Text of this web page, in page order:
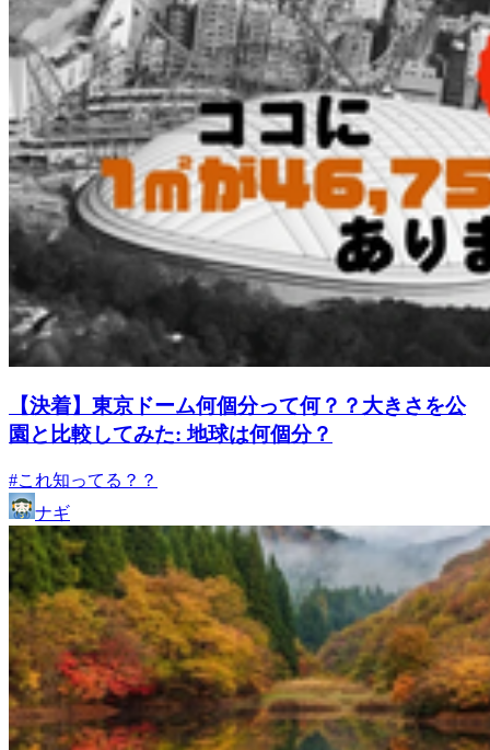
【決着】東京ドーム何個分って何？？大きさを公
園と比較してみた: 地球は何個分？
#これ知ってる？？
ナギ